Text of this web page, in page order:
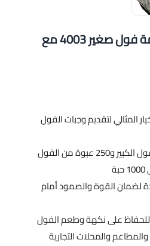
صحن المونيوم أستخدامة فول صغير 4003 مع
المثالي لتقديم وجبات الفول
يأتي بكمية 420 عبوة من الفول الكبير و250 عبوة من الفول
لضمان القوة والصمود أمام
للحفاظ على نكهة وطعم الفول
والمحلات التجارية